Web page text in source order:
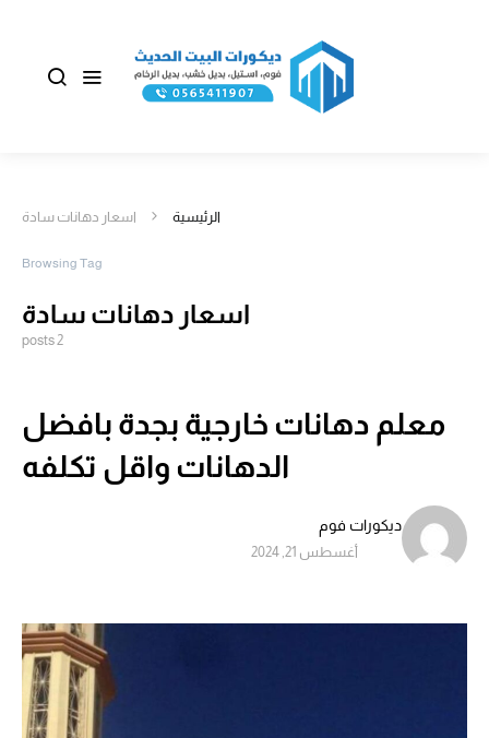
الرئيسية اسعار دهانات سادة
Browsing Tag
اسعار دهانات سادة
2 posts
معلم دهانات خارجية بجدة بافضل
الدهانات واقل تكلفه
ديكورات فوم
أغسطس 21, 2024